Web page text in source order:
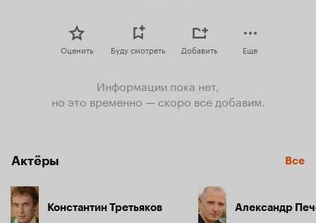
Оценить Буду смотреть Добавить Еще
Информации пока нет,
но это временно — скоро все добавим.
Актёры Все
Константин Третьяков Александр